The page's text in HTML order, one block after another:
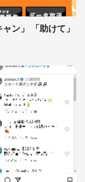
ン」 「助けて」